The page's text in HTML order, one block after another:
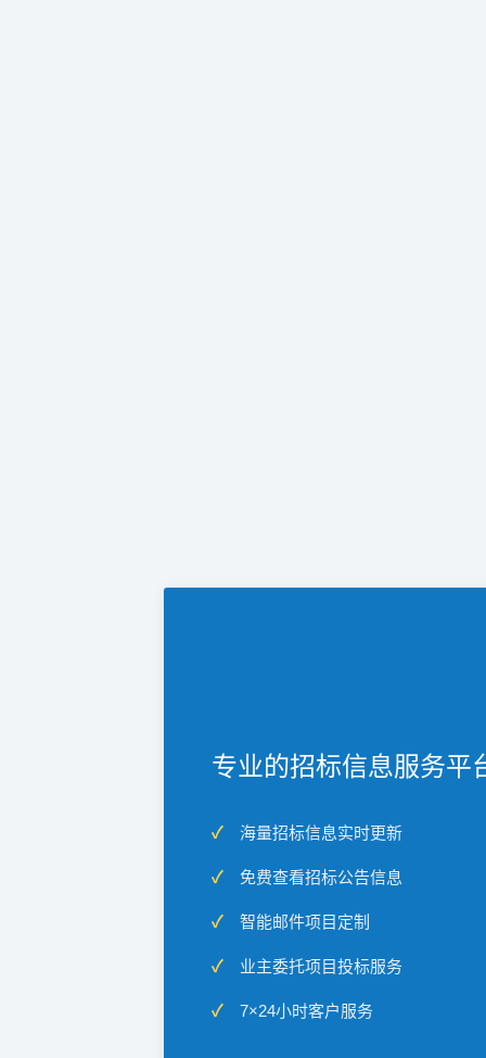
专业的招标信息服务平
海量招标信息实时更新
免费查看招标公告信息
智能邮件项目定制
业主委托项目投标服务
7×24小时客户服务